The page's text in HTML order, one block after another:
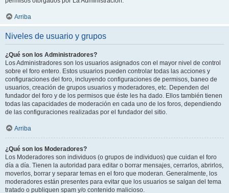
Arriba
Niveles de usuario y grupos
¿Qué son los Administradores?
Los Administradores son los usuarios asignados con el mayor nivel de control
sobre el foro entero. Estos usuarios pueden controlar todas las acciones y
configuraciones del foro, incluyendo configuraciones de permisos, baneo de
usuarios, creación de grupos usuarios y moderadores, etc. Dependen del
fundador del foro y de los permisos que éste les ha dado. Ellos también tienen
todas las capacidades de moderación en cada uno de los foros, dependiendo
de las configuraciones realizadas por el fundador del sitio.
Arriba
¿Qué son los Moderadores?
Los Moderadores son individuos (o grupos de individuos) que cuidan el foro
día a día. Tienen la autoridad para editar o borrar mensajes, cerrarlos, abrirlos,
moverlos, borrar y separar temas en el foro que moderan. Generalmente, los
moderadores están presentes para evitar que los usuarios se salgan del tema
tratado o publiquen spam y/o contenido malicioso.